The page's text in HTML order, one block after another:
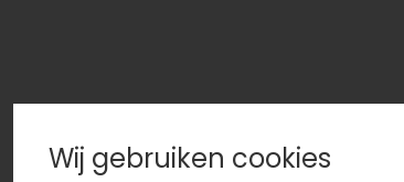
Wij gebruiken cookies